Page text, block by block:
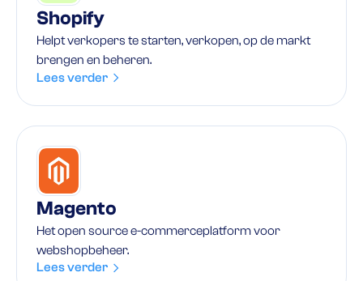
Shopify
Helpt verkopers te starten, verkopen, op de markt
brengen en beheren.
Lees verder
Magento
Het open source e-commerceplatform voor
webshopbeheer.
Lees verder